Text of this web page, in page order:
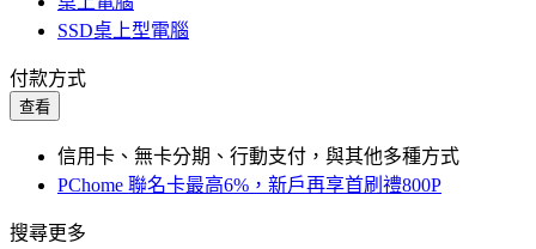
SSD桌上型電腦
付款方式
查看
信用卡、無卡分期、行動支付，與其他多種方式
PChome 聯名卡最高6%，新戶再享首刷禮800P
搜尋更多